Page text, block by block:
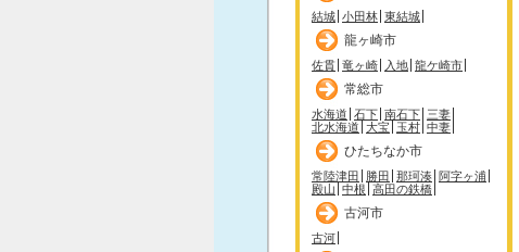
結城 小田林 東結城
龍ヶ崎市
佐貫 竜ヶ崎 入地 龍ケ崎市
常総市
水海道 石下 南石下 三妻
北水海道 大宝 玉村 中妻
ひたちなか市
常陸津田 勝田 那珂湊 阿字ヶ浦
殿山 中根 高田の鉄橋
古河市
古河